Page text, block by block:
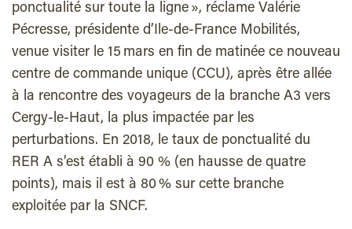
ponctualité sur toute la ligne », réclame Valérie
Pécresse, présidente d’Ile-de-France Mobilités,
venue visiter le 15 mars en fin de matinée ce nouveau
centre de commande unique (CCU), après être allée
à la rencontre des voyageurs de la branche A3 vers
Cergy-le-Haut, la plus impactée par les
perturbations. En 2018, le taux de ponctualité du
RER A s’est établi à 90 % (en hausse de quatre
points), mais il est à 80 % sur cette branche
exploitée par la SNCF.